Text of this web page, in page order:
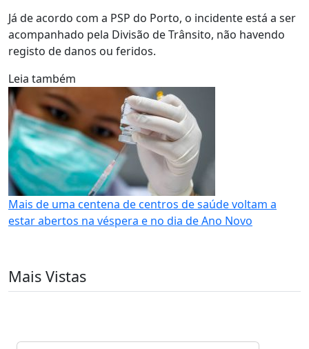
Já de acordo com a PSP do Porto, o incidente está a ser
acompanhado pela Divisão de Trânsito, não havendo
registo de danos ou feridos.
Leia também
Mais de uma centena de centros de saúde voltam a
estar abertos na véspera e no dia de Ano Novo
Mais Vistas